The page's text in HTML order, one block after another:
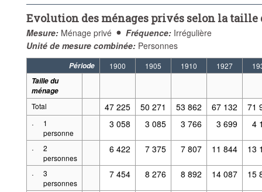
Evolution des ménages privés selon la taille
Mesure: Ménage privé Fréquence: Irrégulière
Unité de mesure combinée: Personnes
Période 1900 1905 1910 1927
Taille du
ménage
Total
47 225 50 271 53 862 67 132
71
·
1
personne
3 058 3 085 3 766 3 699 4
·
2
personnes
6 422 7 375 7 807 11 844 13
·
3
personnes
7 454 8 276 8 892 14 087 15